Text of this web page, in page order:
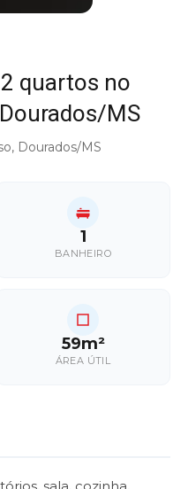
quartos no
MS
Dourados/MS
1
BANHEIRO
59m²
ÁREA ÚTIL